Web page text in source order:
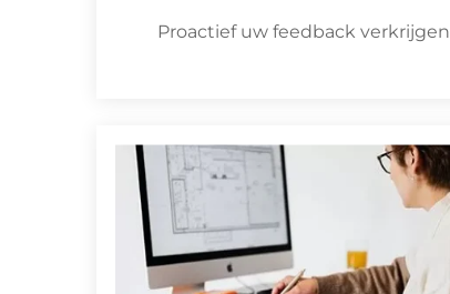
Proactief uw feedback verkrijgen